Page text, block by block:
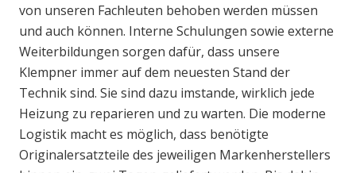
von unseren Fachleuten behoben werden müssen
und auch können. Interne Schulungen sowie externe
Weiterbildungen sorgen dafür, dass unsere
Klempner immer auf dem neuesten Stand der
Technik sind. Sie sind dazu imstande, wirklich jede
Heizung zu reparieren und zu warten. Die moderne
Logistik macht es möglich, dass benötigte
Originalersatzteile des jeweiligen Markenherstellers